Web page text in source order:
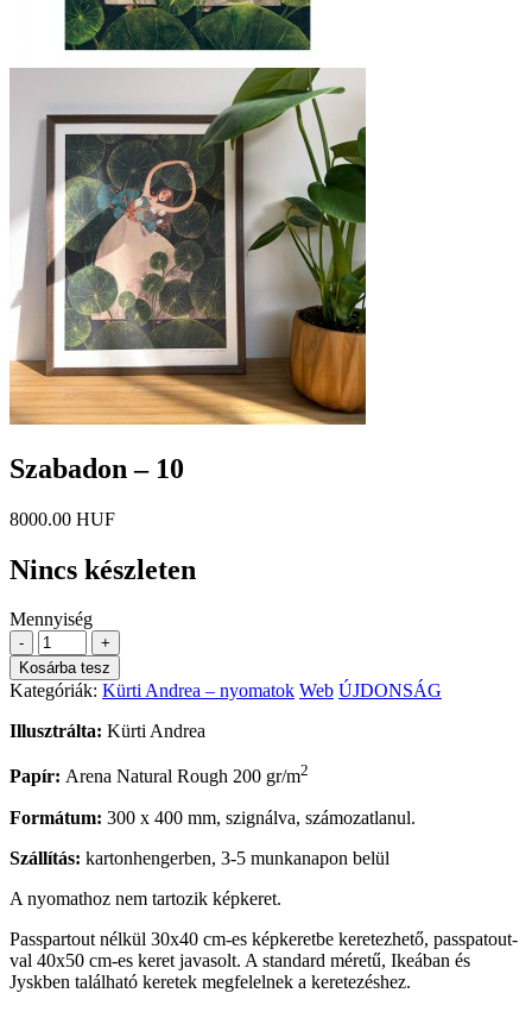
Szabadon – 10
8000.00 HUF
Nincs készleten
Mennyiség
-
+
Kosárba tesz
Kategóriák: Kürti Andrea – nyomatok Web ÚJDONSÁG
Illusztrálta: Kürti Andrea
Papír: Arena Natural Rough 200 gr/m2
Formátum: 300 x 400 mm, szignálva, számozatlanul.
Szállítás: kartonhengerben, 3-5 munkanapon belül
A nyomathoz nem tartozik képkeret.
Passpartout nélkül 30x40 cm-es képkeretbe keretezhető, passpatout-
val 40x50 cm-es keret javasolt. A standard méretű, Ikeában és
Jyskben található keretek megfelelnek a keretezéshez.